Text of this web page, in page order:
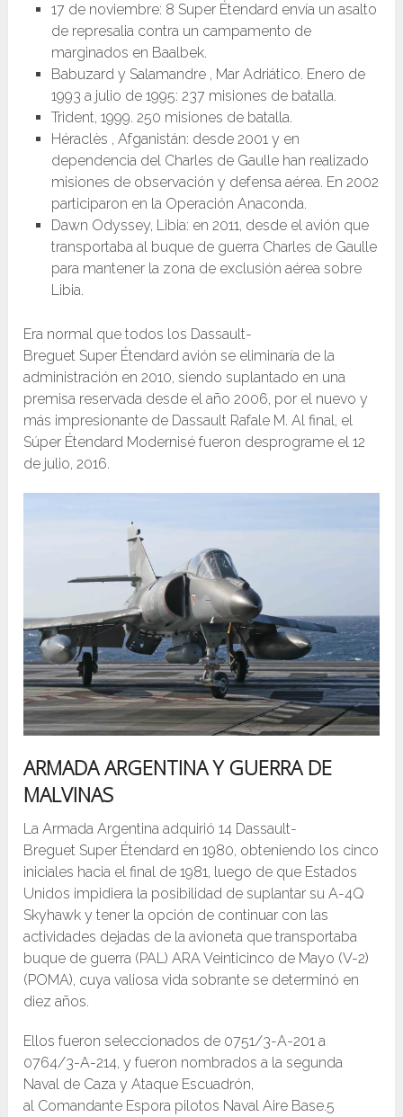
17 de noviembre: 8 Super Étendard envía un asalto
de represalia contra un campamento de
marginados en Baalbek.
Babuzard y Salamandre , Mar Adriático. Enero de
1993 a julio de 1995: 237 misiones de batalla.
Trident, 1999. 250 misiones de batalla.
Héraclès , Afganistán: desde 2001 y en
dependencia del Charles de Gaulle han realizado
misiones de observación y defensa aérea. En 2002
participaron en la Operación Anaconda.
Dawn Odyssey, Libia: en 2011, desde el avión que
transportaba al buque de guerra Charles de Gaulle
para mantener la zona de exclusión aérea sobre
Libia.
Era normal que todos los Dassault-
Breguet Super Étendard avión se eliminaría de la
administración en 2010, siendo suplantado en una
premisa reservada desde el año 2006, por el nuevo y
más impresionante de Dassault Rafale M. Al final, el
Súper Étendard Modernisé fueron desprograme el 12
de julio, 2016.
ARMADA ARGENTINA Y GUERRA DE
MALVINAS
La Armada Argentina adquirió 14 Dassault-
Breguet Super Étendard en 1980, obteniendo los cinco
iniciales hacia el final de 1981, luego de que Estados
Unidos impidiera la posibilidad de suplantar su A-4Q
Skyhawk y tener la opción de continuar con las
actividades dejadas de la avioneta que transportaba
buque de guerra (PAL) ARA Veinticinco de Mayo (V-2)
(POMA), cuya valiosa vida sobrante se determinó en
diez años.
Ellos fueron seleccionados de 0751/3-A-201 a
0764/3-A-214, y fueron nombrados a la segunda
Naval de Caza y Ataque Escuadrón,
al Comandante Espora pilotos Naval Aire Base.5